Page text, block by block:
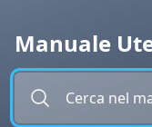
Manuale